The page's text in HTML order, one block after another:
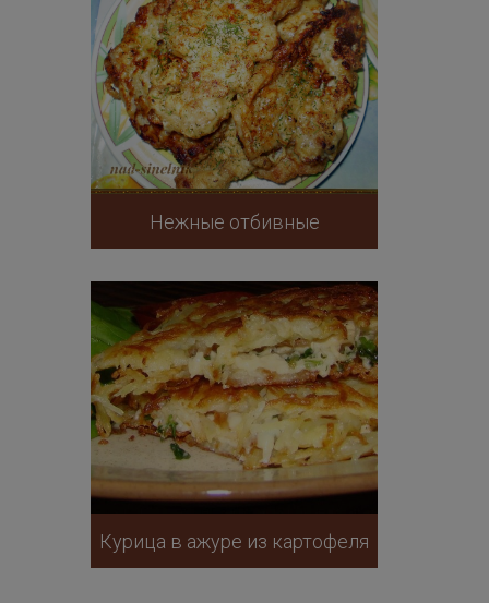
Нежные отбивные
Курица в ажуре из картофеля